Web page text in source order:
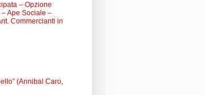
– Opzione
Ape Sociale –
Commercianti in
(Annibal Caro,